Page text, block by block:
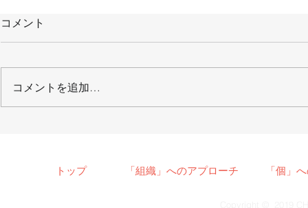
コメント
コメントを追加…
「組織」へのアプローチ
トップ 「個」